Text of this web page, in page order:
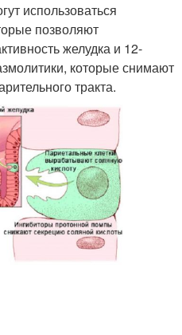
использоваться
позволяют
желудка и 12-
которые снимают
тракта.